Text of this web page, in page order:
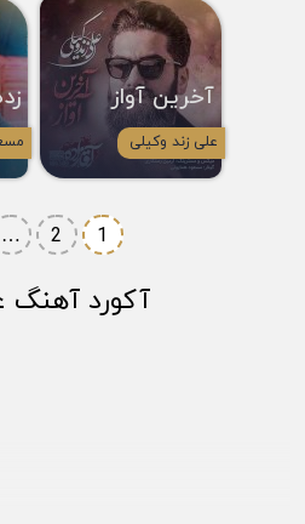
آخرین آواز
علی زند وکیلی
1
2
…
آکورد آهنگ